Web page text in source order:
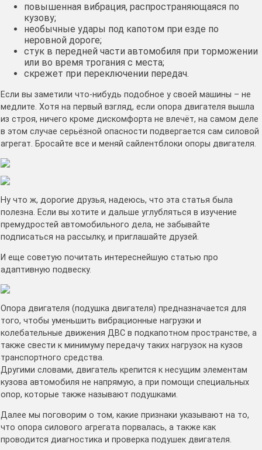
повышенная вибрация, распространяющаяся по
кузову;
необычные удары под капотом при езде по
неровной дороге;
стук в передней части автомобиля при торможении
или во время трогания с места;
скрежет при переключении передач.
Если вы заметили что-нибудь подобное у своей машины – не
медлите. Хотя на первый взгляд, если опора двигателя вышла
из строя, ничего кроме дискомфорта не влечёт, на самом деле
в этом случае серьёзной опасности подвергается сам силовой
агрегат. Бросайте все и меняй сайлентблоки опоры двигателя.
Ну что ж, дорогие друзья, надеюсь, что эта статья была
полезна. Если вы хотите и дальше углубляться в изучение
премудростей автомобильного дела, не забывайте
подписаться на рассылку, и приглашайте друзей.
И еще советую почитать интереснейшую статью про
адаптивную подвеску.
Опора двигателя (подушка двигателя) предназначается для
того, чтобы уменьшить вибрационные нагрузки и
колебательные движения ДВС в подкапотном пространстве, а
также свести к минимуму передачу таких нагрузок на кузов
транспортного средства.
Другими словами, двигатель крепится к несущим элементам
кузова автомобиля не напрямую, а при помощи специальных
опор, которые также называют подушками.
Далее мы поговорим о том, какие признаки указывают на то,
что опора силового агрегата порвалась, а также как
проводится диагностика и проверка подушек двигателя.